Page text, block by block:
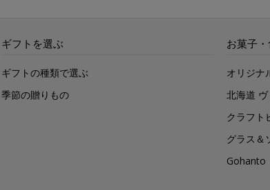
ギフトを選ぶ
ギフトの種類で選ぶ
季節の贈りもの
お菓子
オリジナ
北海道
クラフト
グラス＆
Gohanto